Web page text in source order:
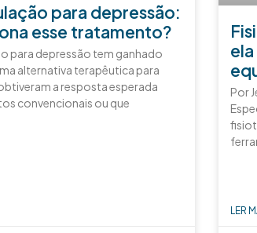
para depressão:
esse tratamento?
para depressão tem ganhado
alternativa terapêutica para
a resposta esperada
convencionais ou que
Por
LER